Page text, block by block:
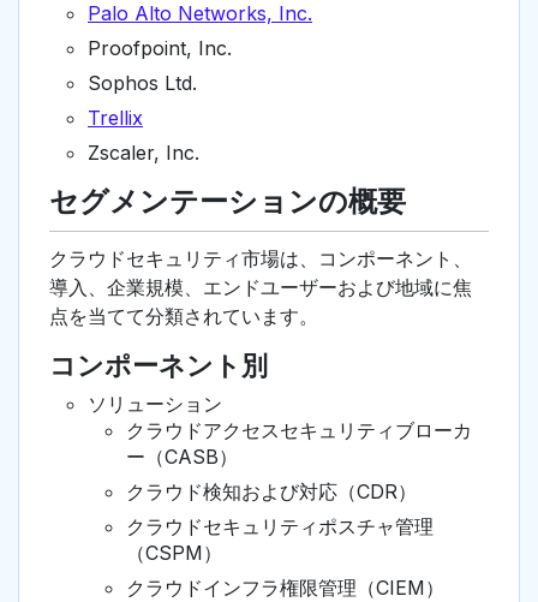
Palo Alto Networks, Inc.
Proofpoint, Inc.
Sophos Ltd.
Trellix
Zscaler, Inc.
セグメンテーションの概要
クラウドセキュリティ市場は、コンポーネント、
導入、企業規模、エンドユーザーおよび地域に焦
点を当てて分類されています。
コンポーネント別
ソリューション
クラウドアクセスセキュリティブローカ
ー（CASB）
クラウド検知および対応（CDR）
クラウドセキュリティポスチャ管理
（CSPM）
クラウドインフラ権限管理（CIEM）